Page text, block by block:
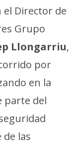
Director de
Grupo
Llongarriu,
por
en la
parte del
las